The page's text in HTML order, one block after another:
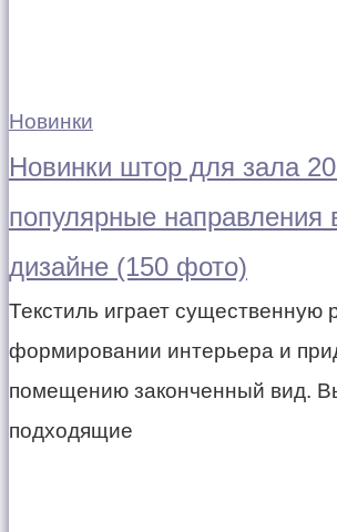
Новинки
Новинки штор для зала
популярные направления
дизайне (150 фото)
Текстиль играет существенную
формировании интерьера и
помещению законченный вид.
подходящие